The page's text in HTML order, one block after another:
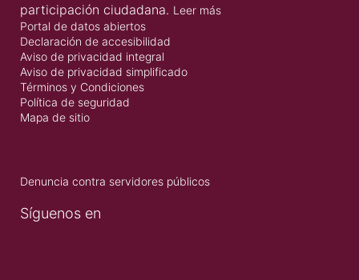
participación ciudadana. Leer más
Portal de datos abiertos
Declaración de accesibilidad
Aviso de privacidad integral
Aviso de privacidad simplificado
Términos y Condiciones
Política de seguridad
Mapa de sitio
Denuncia contra servidores públicos
Síguenos en